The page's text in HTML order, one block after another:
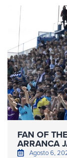
FAN OF
ARRANCA
Agosto 6,